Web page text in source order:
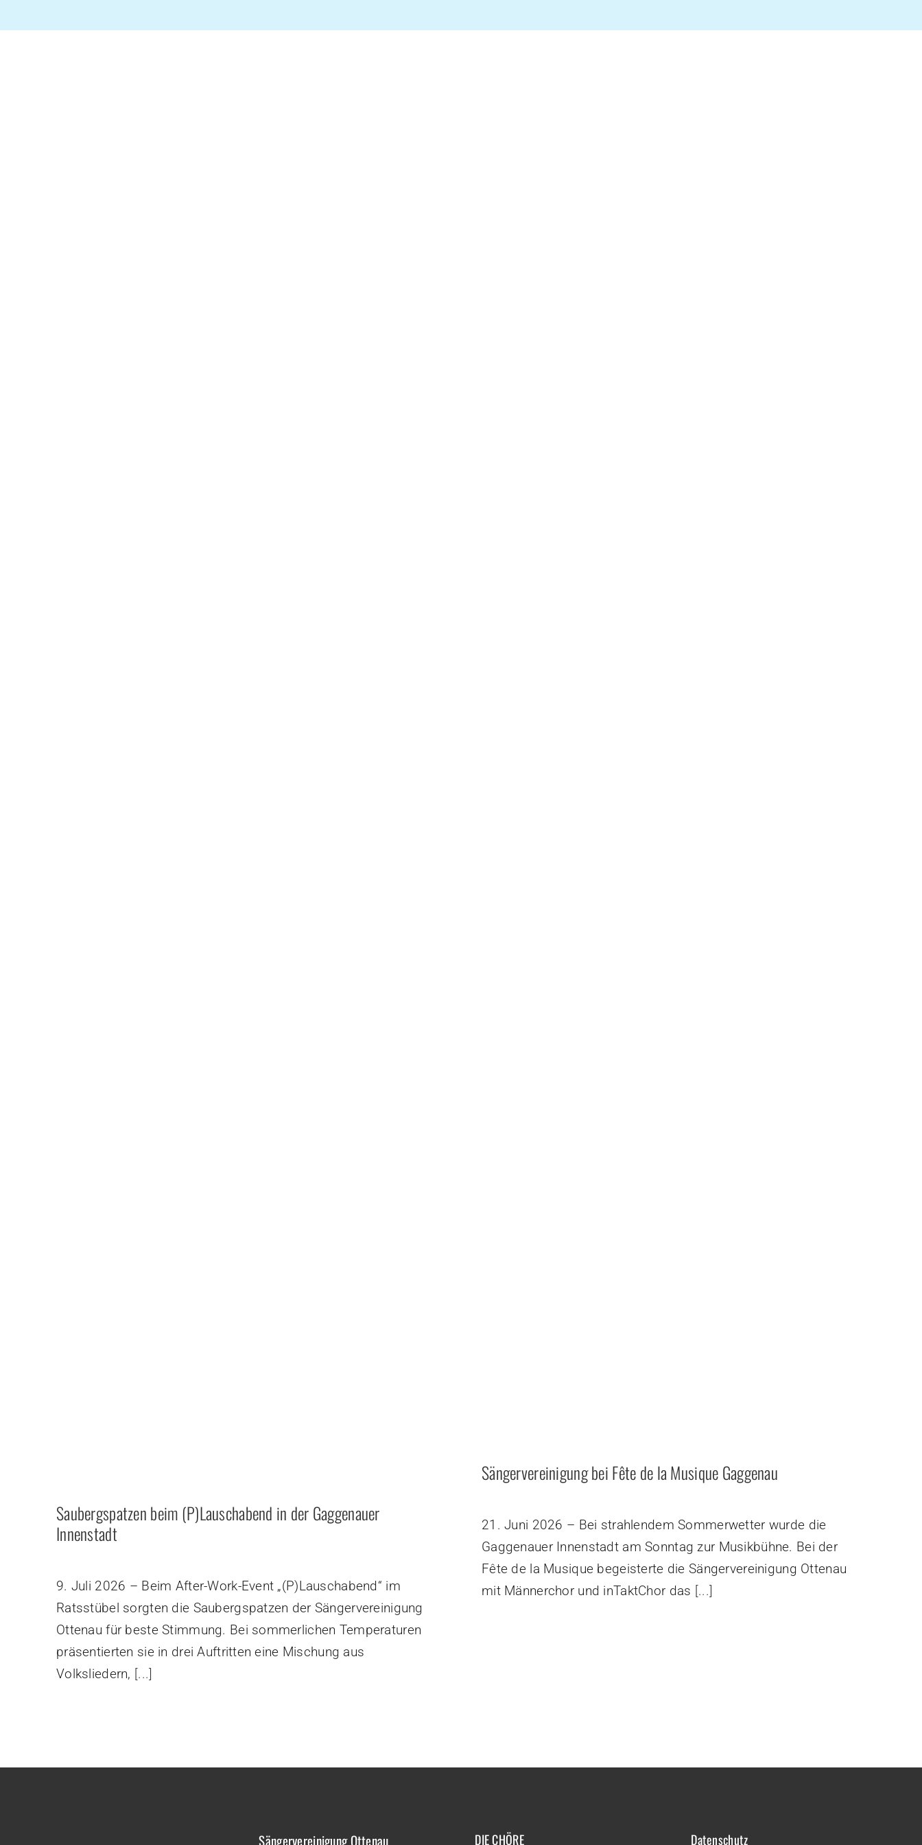
Saubergspatzen beim (P)Lauschabend in der Gaggenauer
Innenstadt
9. Juli 2026 – Beim After-Work-Event „(P)Lauschabend“ im
Ratsstübel sorgten die Saubergspatzen der Sängervereinigung
Ottenau für beste Stimmung. Bei sommerlichen Temperaturen
präsentierten sie in drei Auftritten eine Mischung aus
Volksliedern, [...]
Sängervereinigung bei Fête de la Musique Gaggenau
21. Juni 2026 – Bei strahlendem Sommerwetter wurde die
Gaggenauer Innenstadt am Sonntag zur Musikbühne. Bei der
Fête de la Musique begeisterte die Sängervereinigung Ottenau
mit Männerchor und inTaktChor das [...]
Sängervereinigung Ottenau DIE CHÖRE Datenschutz